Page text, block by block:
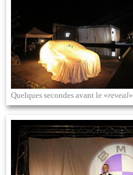
Quelques secondes avant le «reveal»